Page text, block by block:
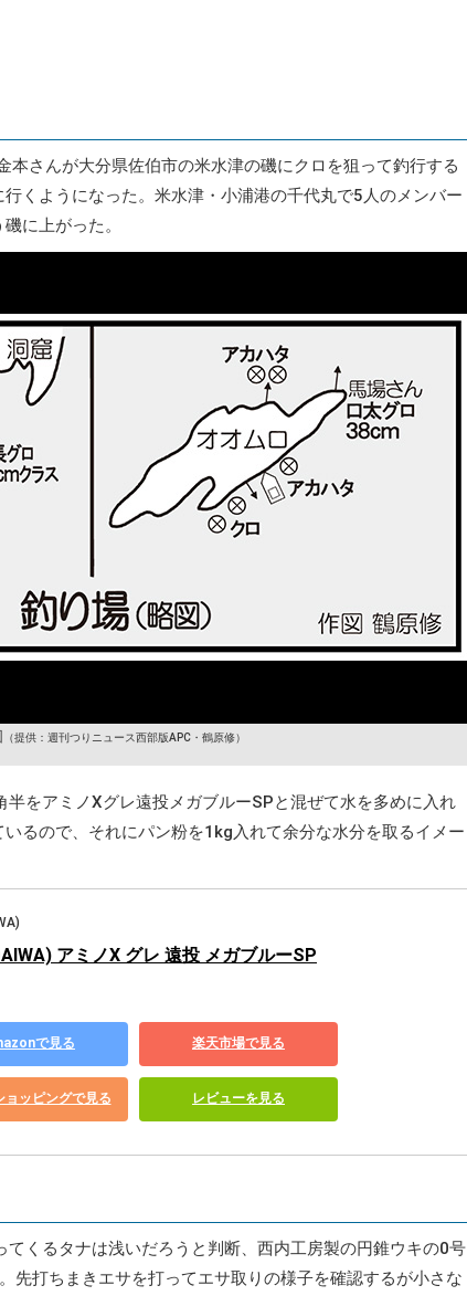
さんが大分県佐伯市の米水津の磯にクロを狙って釣行する
くようになった。米水津・小浦港の千代丸で5人のメンバー
に上がった。
（提供：週刊つりニュース西部版APC・鶴原修）
をアミノXグレ遠投メガブルーSPと混ぜて水を多めに入れ
るので、それにパン粉を1kg入れて余分な水分を取るイメー
アミノX グレ 遠投 メガブルーSP
で見る 楽天市場で見る
ッピングで見る レビューを見る
くるタナは浅いだろうと判断、西内工房製の円錐ウキの0号
先打ちまきエサを打ってエサ取りの様子を確認するが小さな